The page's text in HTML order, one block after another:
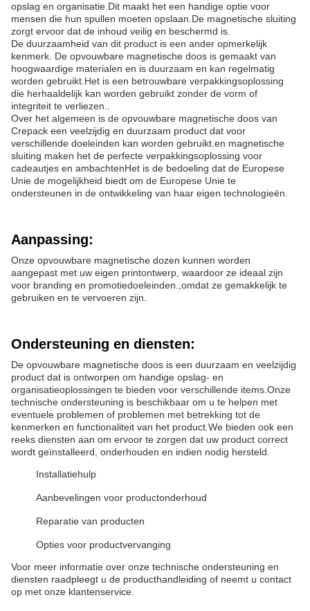
opslag en organisatie.Dit maakt het een handige optie voor
mensen die hun spullen moeten opslaan.De magnetische sluiting
zorgt ervoor dat de inhoud veilig en beschermd is.
De duurzaamheid van dit product is een ander opmerkelijk
kenmerk. De opvouwbare magnetische doos is gemaakt van
hoogwaardige materialen en is duurzaam en kan regelmatig
worden gebruikt.Het is een betrouwbare verpakkingsoplossing
die herhaaldelijk kan worden gebruikt zonder de vorm of
integriteit te verliezen..
Over het algemeen is de opvouwbare magnetische doos van
Crepack een veelzijdig en duurzaam product dat voor
verschillende doeleinden kan worden gebruikt.en magnetische
sluiting maken het de perfecte verpakkingsoplossing voor
cadeautjes en ambachtenHet is de bedoeling dat de Europese
Unie de mogelijkheid biedt om de Europese Unie te
ondersteunen in de ontwikkeling van haar eigen technologieën.
Aanpassing:
Onze opvouwbare magnetische dozen kunnen worden
aangepast met uw eigen printontwerp, waardoor ze ideaal zijn
voor branding en promotiedoeleinden.,omdat ze gemakkelijk te
gebruiken en te vervoeren zijn.
Ondersteuning en diensten:
De opvouwbare magnetische doos is een duurzaam en veelzijdig
product dat is ontworpen om handige opslag- en
organisatieoplossingen te bieden voor verschillende items.Onze
technische ondersteuning is beschikbaar om u te helpen met
eventuele problemen of problemen met betrekking tot de
kenmerken en functionaliteit van het product.We bieden ook een
reeks diensten aan om ervoor te zorgen dat uw product correct
wordt geïnstalleerd, onderhouden en indien nodig hersteld.
Installatiehulp
Aanbevelingen voor productonderhoud
Reparatie van producten
Opties voor productvervanging
Voor meer informatie over onze technische ondersteuning en
diensten raadpleegt u de producthandleiding of neemt u contact
op met onze klantenservice.